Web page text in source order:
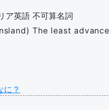
ア英語 不可算名詞
The least
に？